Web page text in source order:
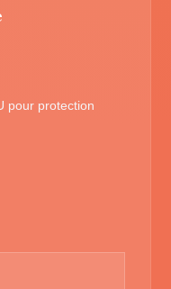
pour protection